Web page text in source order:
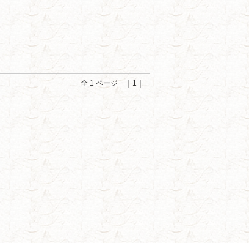
全 1 ページ ｜1｜